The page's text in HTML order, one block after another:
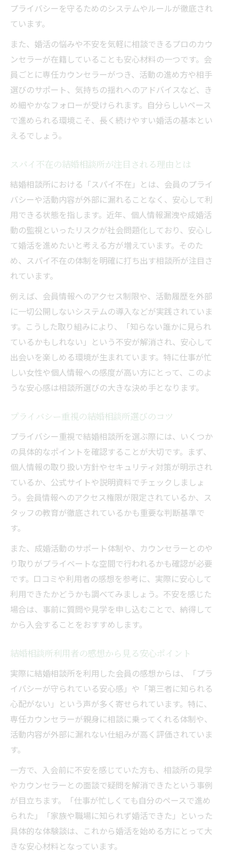
忙しい女性も安心できる相談所の活用術
訣
プライバシー守る結婚相談所の仕組み
結婚相談所の徹底したプライバシー保護対
策
個人情報が漏れない結婚相談所の管理手法
スパイ不在を実現する結婚相談所の安全設
計
相談所で守られる婚活のプライバシーの重
要性
口コミで選ぶプライバシー重視の結婚相談
所
スパイ不在で相談所を見極めるポイント
結婚相談所でスパイ不在を確認する具体策
第三者の目を避ける結婚相談所の選び方と
は
安心の結婚相談所を見分けるチェック項目
会員目線で考えるスパイ不在の重要性
口コミから探る信頼できる結婚相談所の特
徴
仕事と婚活を両立するための支援法
結婚相談所で仕事と婚活を両立するコツ紹
介
時間がない人へ結婚相談所の効率的な使い
方
結婚相談所のサポートで叶える効率婚活
婚活を親や周囲にバレずに進める相談所活
用法
結婚相談所経験者が語る安心体験談
プライバシー面で安心できた結婚相談所体
験
仕事が忙しい中でも叶った婚活の体験談
結婚相談所を利用して変わった婚活の印象
プライバシーを守るためのシステムやルールが徹底され
ています。
また、婚活の悩みや不安を気軽に相談できるプロのカウ
ンセラーが在籍していることも安心材料の一つです。会
員ごとに専任カウンセラーがつき、活動の進め方や相手
選びのサポート、気持ちの揺れへのアドバイスなど、き
め細やかなフォローが受けられます。自分らしいペース
で進められる環境こそ、長く続けやすい婚活の基本とい
えるでしょう。
スパイ不在の結婚相談所が注目される理由とは
結婚相談所における「スパイ不在」とは、会員のプライ
バシーや活動内容が外部に漏れることなく、安心して利
用できる状態を指します。近年、個人情報漏洩や成婚活
動の監視といったリスクが社会問題化しており、安心し
て婚活を進めたいと考える方が増えています。そのた
め、スパイ不在の体制を明確に打ち出す相談所が注目さ
れています。
例えば、会員情報へのアクセス制限や、活動履歴を外部
に一切公開しないシステムの導入などが実践されていま
す。こうした取り組みにより、「知らない誰かに見られ
ているかもしれない」という不安が解消され、安心して
出会いを楽しめる環境が生まれています。特に仕事が忙
しい女性や個人情報への感度が高い方にとって、このよ
うな安心感は相談所選びの大きな決め手となります。
プライバシー重視の結婚相談所選びのコツ
プライバシー重視で結婚相談所を選ぶ際には、いくつか
の具体的なポイントを確認することが大切です。まず、
個人情報の取り扱い方針やセキュリティ対策が明示され
ているか、公式サイトや説明資料でチェックしましょ
う。会員情報へのアクセス権限が限定されているか、ス
タッフの教育が徹底されているかも重要な判断基準で
す。
また、成婚活動のサポート体制や、カウンセラーとのや
り取りがプライベートな空間で行われるかも確認が必要
です。口コミや利用者の感想を参考に、実際に安心して
利用できたかどうかも調べてみましょう。不安を感じた
場合は、事前に質問や見学を申し込むことで、納得して
から入会することをおすすめします。
結婚相談所利用者の感想から見る安心ポイント
実際に結婚相談所を利用した会員の感想からは、「プラ
イバシーが守られている安心感」や「第三者に知られる
心配がない」という声が多く寄せられています。特に、
専任カウンセラーが親身に相談に乗ってくれる体制や、
活動内容が外部に漏れない仕組みが高く評価されていま
す。
一方で、入会前に不安を感じていた方も、相談所の見学
やカウンセラーとの面談で疑問を解消できたという事例
が目立ちます。「仕事が忙しくても自分のペースで進め
られた」「家族や職場に知られず婚活できた」といった
具体的な体験談は、これから婚活を始める方にとって大
きな安心材料となっています。